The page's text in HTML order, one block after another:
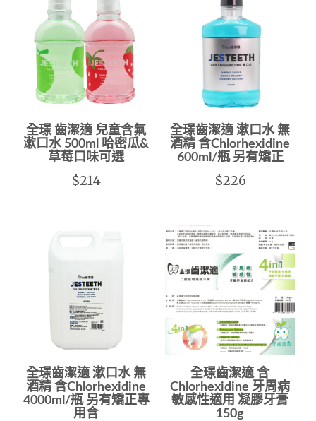
全璟 齒潔適 兒童含氟
漱口水 500ml 哈密瓜&
草莓口味可選
$214
全璟齒潔適 漱口水 無
酒精 含Chlorhexidine
600ml/瓶 另有矯正
$226
全璟齒潔適 漱口水 無
酒精 含Chlorhexidine
4000ml/瓶 另有矯正專
用含
全璟齒潔適 含
Chlorhexidine 牙周病
敏感性適用 凝膠牙膏
150g